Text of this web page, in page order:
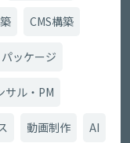
CMS構築
ッケージ
サル・PM
動画制作 AI